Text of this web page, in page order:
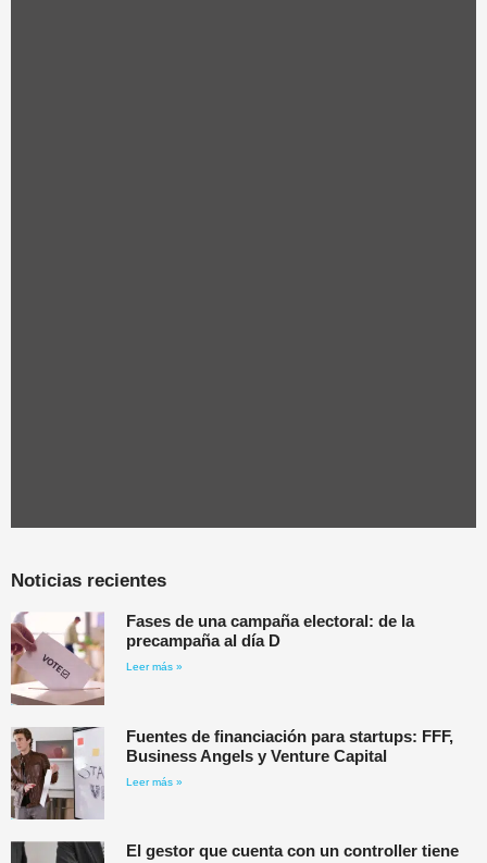
Noticias recientes
Fases de una campaña electoral: de la
precampaña al día D
Leer más »
Fuentes de financiación para startups: FFF,
Business Angels y Venture Capital
Leer más »
El gestor que cuenta con un controller tiene